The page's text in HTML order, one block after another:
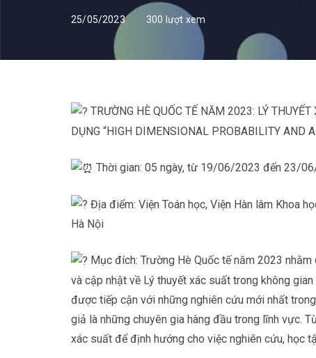
25/05/2023 300 lượt xem
TRƯỜNG HÈ QUỐC TẾ NĂM 2023: LÝ
DỤNG “HIGH DIMENSIONAL PROBABILITY AND
Thời gian: 05 ngày, từ 19/06/2023 đến 23/
Địa điểm: Viện Toán học, Viện Hàn lâm Khoa
Hà Nội
Mục đích: Trường Hè Quốc tế năm 2023
và cập nhật về Lý thuyết xác suất trong không
được tiếp cận với những nghiên cứu mới nhất
giả là những chuyên gia hàng đầu trong lĩnh vực.
xác suất để định hướng cho việc nghiên cứu, học